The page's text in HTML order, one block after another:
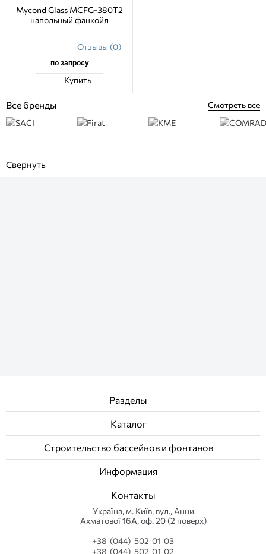
Mycond Glass MCFG-380T2
напольный фанкойл
Отзывы (0)
по запросу
Купить
Все бренды Смотреть все
Разделы
Каталог
Строительство бассейнов и фонтанов
Информация
Контакты
Українa, м. Київ, вул., Анни
Ахматової 16А, оф. 20 (2 поверх)
+38 (044) 502 01 03
+38 (044) 502 01 02